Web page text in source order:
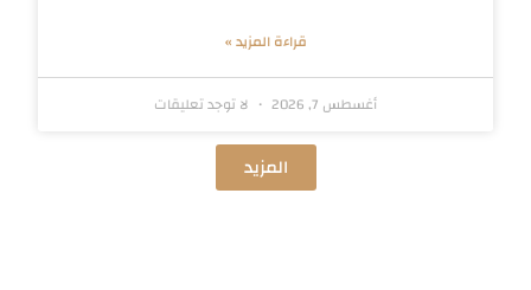
قراءة المزيد »
أغسطس 7, 2026 لا توجد تعليقات
المزيد